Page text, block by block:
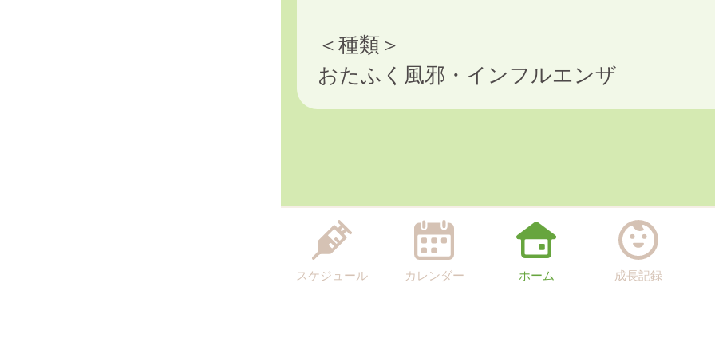
＜種類＞
おたふく風邪・インフルエンザ
スケジュール カレンダー ホーム 成長記録